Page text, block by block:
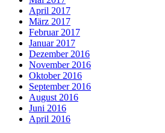
April 2017
März 2017
Februar 2017
Januar 2017
Dezember 2016
November 2016
Oktober 2016
September 2016
August 2016
Juni 2016
April 2016